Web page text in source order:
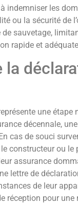
indemniser les
ou la sécurité de
sauvetage,
rapide et
la
une étape
décennale,
cas de souci
constructeur ou
assurance
lettre de
de leur
réception pour